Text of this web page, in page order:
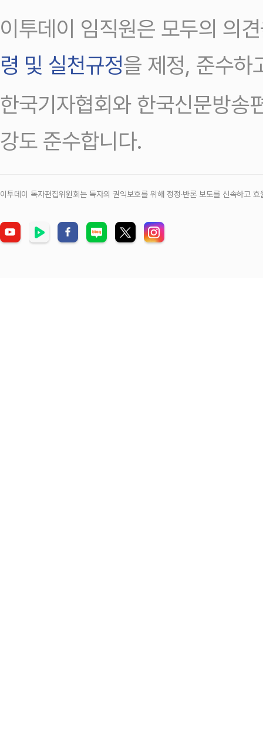
이투데이 임직원은 모두의 의
령 및 실천규정을 제정, 준수하
한국기자협회와 한국신문방송
강도 준수합니다.
이투데이 독자편집위원회는 독자의 권익보호를 위해 정정‧반론 보도를 신속하고